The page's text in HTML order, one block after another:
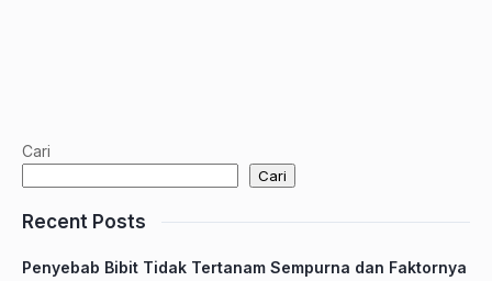
Cari
Cari
Recent Posts
Penyebab Bibit Tidak Tertanam Sempurna dan Faktornya